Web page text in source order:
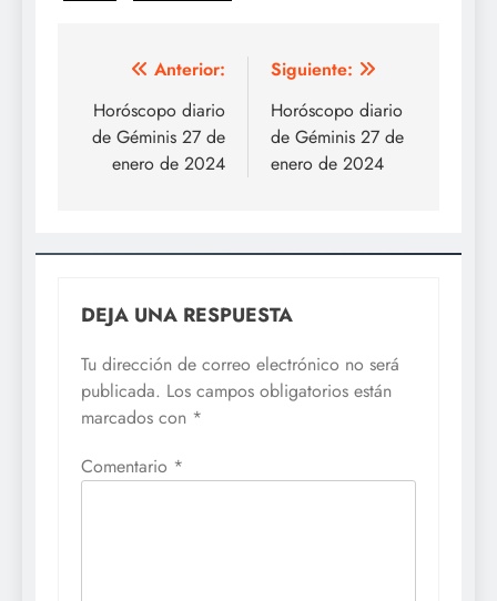
Navegación
de
entradas
Anterior:
Horóscopo diario
de Géminis 27 de
enero de 2024
Siguiente:
Horóscopo diario
de Géminis 27 de
enero de 2024
DEJA UNA RESPUESTA
Tu dirección de correo electrónico no será
publicada. Los campos obligatorios están
marcados con *
Comentario *